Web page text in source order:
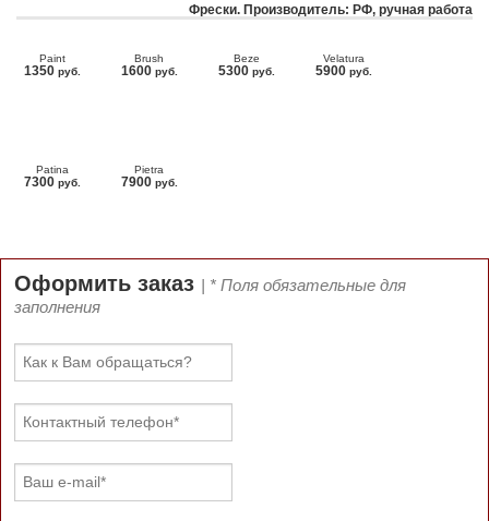
Фрески. Производитель: РФ, ручная работа
Paint
1350 руб.
Brush
1600 руб.
Beze
5300 руб.
Velatura
5900 руб.
Patina
7300 руб.
Pietra
7900 руб.
Оформить заказ | * Поля обязательные для
заполнения